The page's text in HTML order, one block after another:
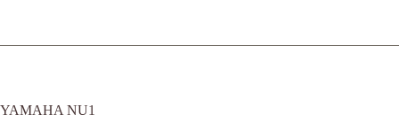
YAMAHA NU1